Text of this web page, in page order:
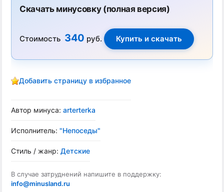
Скачать минусовку (полная версия)
Стоимость 340 руб.
Добавить страницу в избранное
Автор минуса: arterterka
Исполнитель: "Непоседы"
Стиль / жанр: Детские
В случае затруднений напишите в поддержку:
info@minusland.ru